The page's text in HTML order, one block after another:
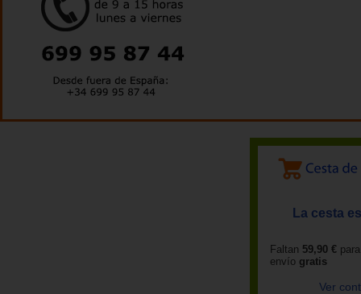
La cesta
Faltan 59,90 €
envío gratis
Ver